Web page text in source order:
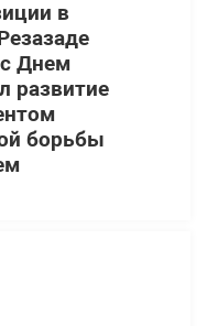
в
Днем
развитие
борьбы